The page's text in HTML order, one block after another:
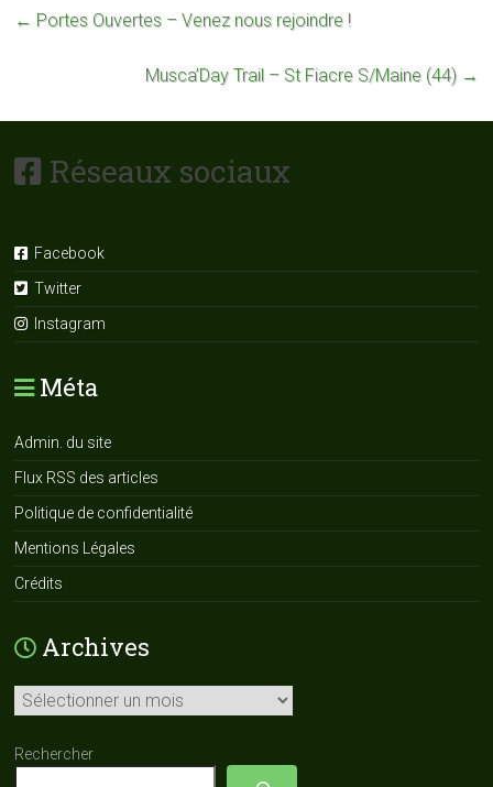
← Portes Ouvertes – Venez nous rejoindre !
Musca’Day Trail – St Fiacre S/Maine (44) →
Réseaux sociaux
Facebook
Twitter
Instagram
Méta
Admin. du site
Flux RSS des articles
Politique de confidentialité
Mentions Légales
Crédits
Archives
Archives
Rechercher